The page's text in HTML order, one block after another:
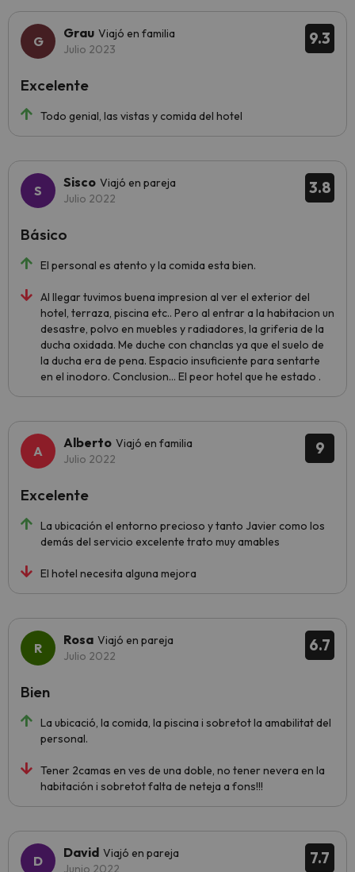
9.3
Grau Viajó en familia
Julio 2023
Todo genial, las vistas y comida del hotel
Excelente
3.8
Sisco Viajó en pareja
Julio 2022
El personal es atento y la comida esta bien.
Al llegar tuvimos buena impresion al ver el exterior del
hotel, terraza, piscina etc.. Pero al entrar a la habitacion un
desastre, polvo en muebles y radiadores, la griferia de la
ducha oxidada. Me duche con chanclas ya que el suelo de
la ducha era de pena. Espacio insuficiente para sentarte
en el inodoro. Conclusion... El peor hotel que he estado .
Básico
9
Alberto Viajó en familia
Julio 2022
La ubicación el entorno precioso y tanto Javier como los
demás del servicio excelente trato muy amables
El hotel necesita alguna mejora
Excelente
6.7
Rosa Viajó en pareja
Julio 2022
La ubicació, la comida, la piscina i sobretot la amabilitat del
personal.
Tener 2camas en ves de una doble, no tener nevera en la
habitación i sobretot falta de neteja a fons!!!
Bien
7.7
David Viajó en pareja
Junio 2022